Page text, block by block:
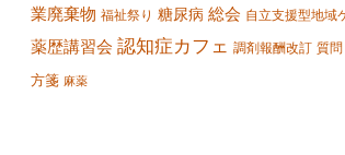
業廃棄物 福祉祭り 糖尿病 総会 自立支援型地域
薬歴講習会 認知症カフェ 調剤報酬改訂 質問
方箋 麻薬